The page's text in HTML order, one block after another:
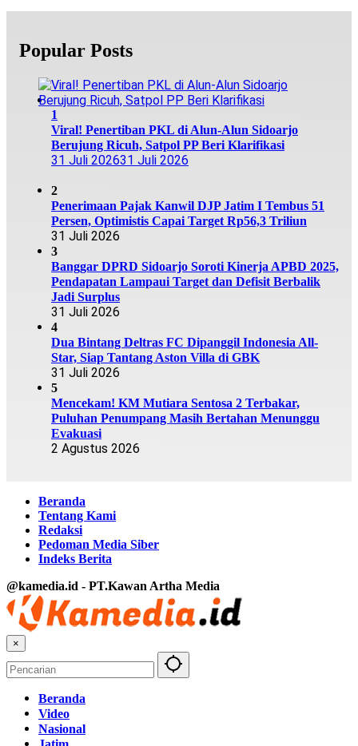
Popular Posts
1
Viral! Penertiban PKL di Alun-Alun Sidoarjo
Berujung Ricuh, Satpol PP Beri Klarifikasi
31 Juli 202631 Juli 2026
2
Penerimaan Pajak Kanwil DJP Jatim I Tembus 51
Persen, Optimistis Capai Target Rp56,3 Triliun
31 Juli 2026
3
Banggar DPRD Sidoarjo Soroti Kinerja APBD 2025,
Pendapatan Lampaui Target dan Defisit Berbalik
Jadi Surplus
31 Juli 2026
4
Dua Bintang Deltras FC Dipanggil Indonesia All-
Star, Siap Tantang Aston Villa di GBK
31 Juli 2026
5
Mencekam! KM Mutiara Sentosa 2 Terbakar,
Puluhan Penumpang Masih Bertahan Menunggu
Evakuasi
2 Agustus 2026
Beranda
Tentang Kami
Redaksi
Pedoman Media Siber
Indeks Berita
@kamedia.id - PT.Kawan Artha Media
×
Beranda
Video
Nasional